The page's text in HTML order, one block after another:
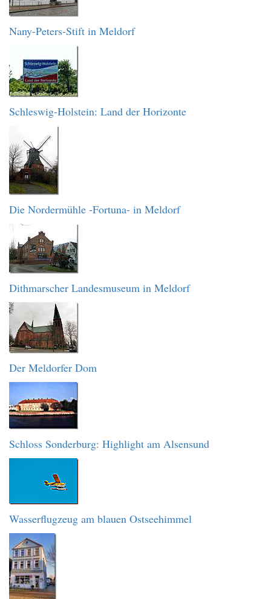
Nany-Peters-Stift in Meldorf
Schleswig-Holstein: Land der Horizonte
Die Nordermühle -Fortuna- in Meldorf
Dithmarscher Landesmuseum in Meldorf
Der Meldorfer Dom
Schloss Sonderburg: Highlight am Alsensund
Wasserflugzeug am blauen Ostseehimmel